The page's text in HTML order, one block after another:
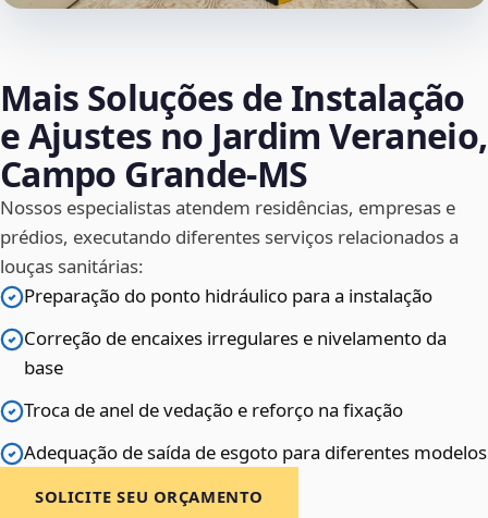
Mais Soluções de Instalação
e Ajustes no Jardim Veraneio,
Campo Grande‑MS
Nossos especialistas atendem residências, empresas e
prédios, executando diferentes serviços relacionados a
louças sanitárias:
Preparação do ponto hidráulico para a instalação
Correção de encaixes irregulares e nivelamento da
base
Troca de anel de vedação e reforço na fixação
Adequação de saída de esgoto para diferentes modelos
SOLICITE SEU ORÇAMENTO